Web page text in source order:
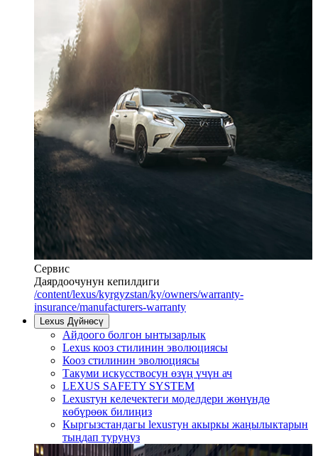
Сервис
Даярдоочунун кепилдиги
/content/lexus/kyrgyzstan/ky/owners/warranty-
insurance/manufacturers-warranty
Lexus Дүйнөсү
Айдоого болгон ынтызарлык
Lexus кооз стилинин эволюциясы
Кооз стилинин эволюциясы
Такуми искусствосун өзүң үчүн ач
LEXUS SAFETY SYSTEM
Lexusтун келечектеги моделдери жөнүндө
көбүрөөк билиңиз
Кыргызстандагы lexusтун акыркы жаңылыктарын
тыңдап туруңуз